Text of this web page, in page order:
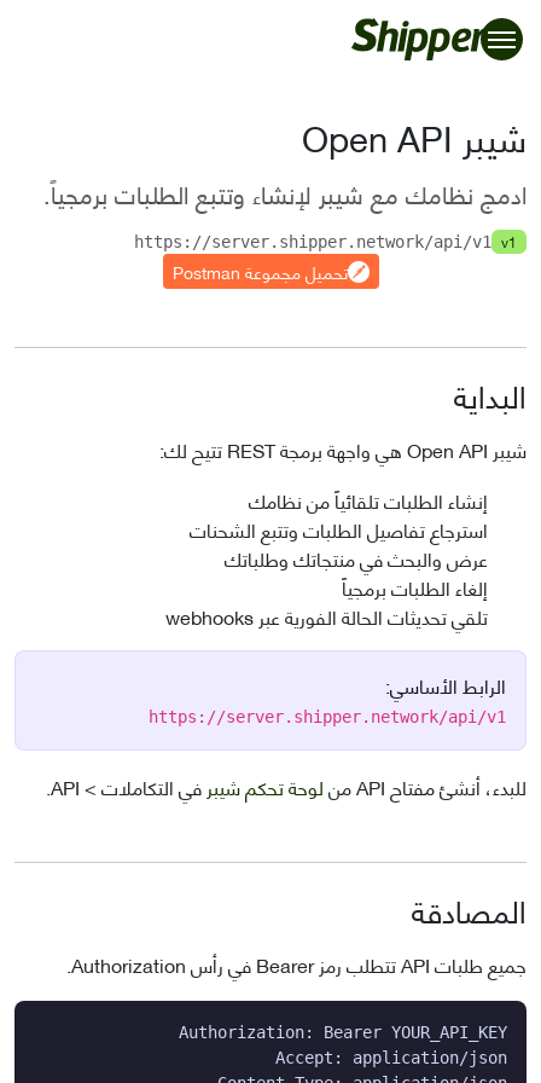
شيبر Open API
ادمج نظامك مع شيبر لإنشاء وتتبع الطلبات برمجياً.
v1
https://server.shipper.network/api/v1
تحميل مجموعة Postman
البداية
شيبر Open API هي واجهة برمجة REST تتيح لك:
إنشاء الطلبات تلقائياً من نظامك
استرجاع تفاصيل الطلبات وتتبع الشحنات
عرض والبحث في منتجاتك وطلباتك
إلغاء الطلبات برمجياً
تلقي تحديثات الحالة الفورية عبر webhooks
الرابط الأساسي:
https://server.shipper.network/api/v1
للبدء، أنشئ مفتاح API من لوحة تحكم شيبر في التكاملات > API.
المصادقة
جميع طلبات API تتطلب رمز Bearer في رأس Authorization.